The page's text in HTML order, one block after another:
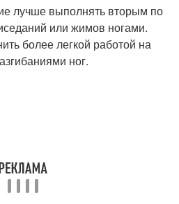
лучше выполнять вторым по
или жимов ногами.
более легкой работой на
ног.